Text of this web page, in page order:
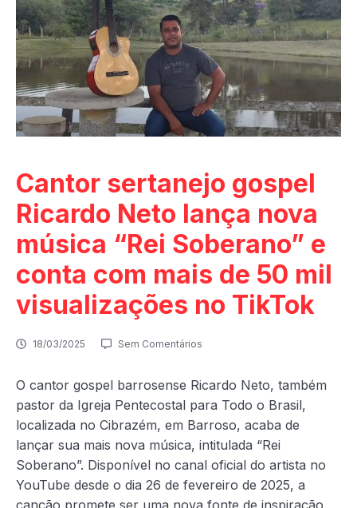
Cantor sertanejo gospel
Ricardo Neto lança nova
música “Rei Soberano” e
conta com mais de 50 mil
visualizações no TikTok
18/03/2025 Sem Comentários
O cantor gospel barrosense Ricardo Neto, também
pastor da Igreja Pentecostal para Todo o Brasil,
localizada no Cibrazém, em Barroso, acaba de
lançar sua mais nova música, intitulada “Rei
Soberano”. Disponível no canal oficial do artista no
YouTube desde o dia 26 de fevereiro de 2025, a